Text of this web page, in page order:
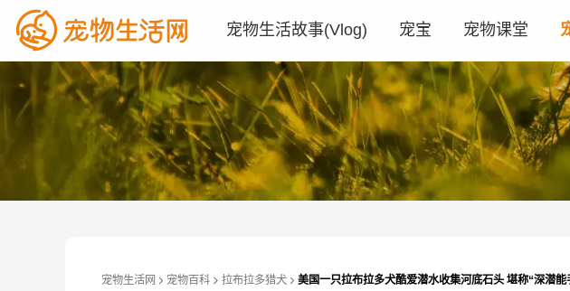
宠物生活故事(Vlog) 宠宝 宠物课堂
宠物生活网 宠物百科 拉布拉多猎犬 美国一只拉布拉多犬酷爱潜水收集河底石头 堪称“深潜能